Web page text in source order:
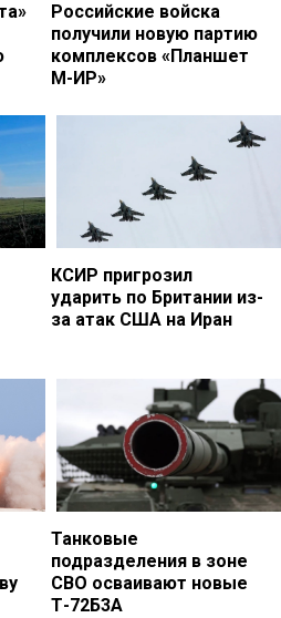
Российские войска
получили новую партию
комплексов «Планшет
М-ИР»
КСИР пригрозил
ударить по Британии из-
за атак США на Иран
Танковые
подразделения в зоне
СВО осваивают новые
Т-72Б3А